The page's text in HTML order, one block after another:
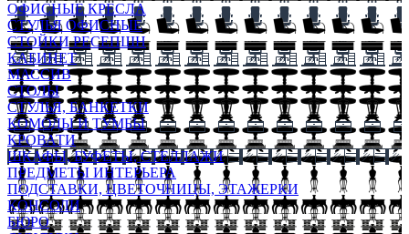
ОФИСНЫЕ КРЕСЛА
СТУЛЬЯ ОФИСНЫЕ
СТОЙКИ РЕСЕПШН
КАБИНЕТ
МАССИВ
СТОЛЫ
СТУЛЬЯ, БАНКЕТКИ
КОМОДЫ И ТУМБЫ
КРОВАТИ
ШКАФЫ, БУФЕТЫ, СТЕЛЛАЖИ
ПРЕДМЕТЫ ИНТЕРЬЕРА
ПОДСТАВКИ, ЦВЕТОЧНИЦЫ, ЭТАЖЕРКИ
КОНСОЛИ
БЮРО